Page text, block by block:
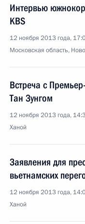
Интервью
KBS
12 ноября 2013 года,
Московская область,
Встреча с
Тан Зунгом
12 ноября 2013 года,
Ханой
Заявления для
вьетнамских
12 ноября 2013 года,
Ханой